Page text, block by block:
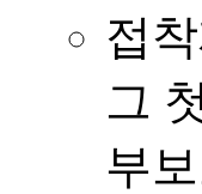
접
그
부